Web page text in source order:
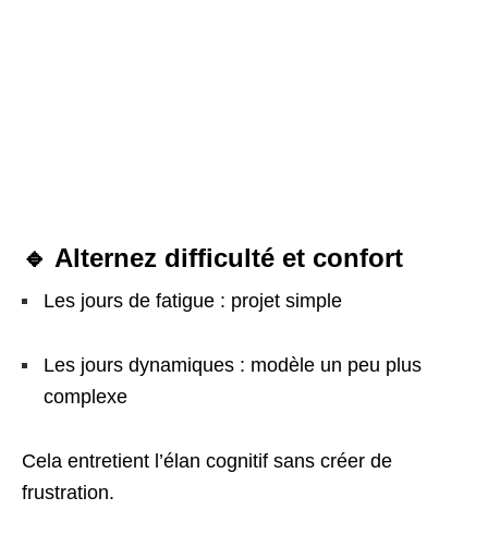
🔹 Alternez difficulté et confort
Les jours de fatigue : projet simple
Les jours dynamiques : modèle un peu plus
complexe
Cela entretient l’élan cognitif sans créer de
frustration.